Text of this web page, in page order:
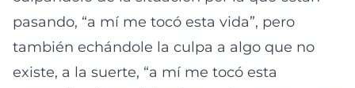
pasando, “a mí me tocó esta vida”, pero
también echándole la culpa a algo que no
existe, a la suerte, “a mí me tocó esta